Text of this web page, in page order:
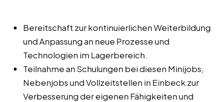
Bereitschaft zur kontinuierlichen Weiterbildung
und Anpassung an neue Prozesse und
Technologien im Lagerbereich.
Teilnahme an Schulungen bei diesen Minijobs,
Nebenjobs und Vollzeitstellen in Einbeck zur
Verbesserung der eigenen Fähigkeiten und